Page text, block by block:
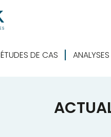
ÉTUDES DE CAS ANALYSES